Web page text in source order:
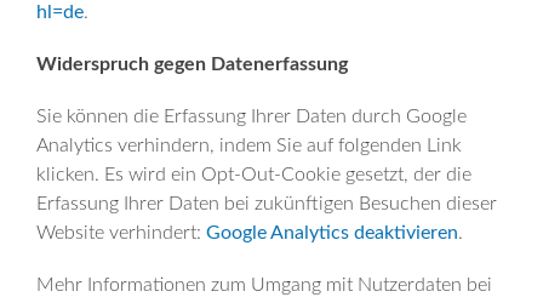
hl=de.
Widerspruch gegen Datenerfassung
Sie können die Erfassung Ihrer Daten durch Google
Analytics verhindern, indem Sie auf folgenden Link
klicken. Es wird ein Opt-Out-Cookie gesetzt, der die
Erfassung Ihrer Daten bei zukünftigen Besuchen dieser
Website verhindert: Google Analytics deaktivieren.
Mehr Informationen zum Umgang mit Nutzerdaten bei